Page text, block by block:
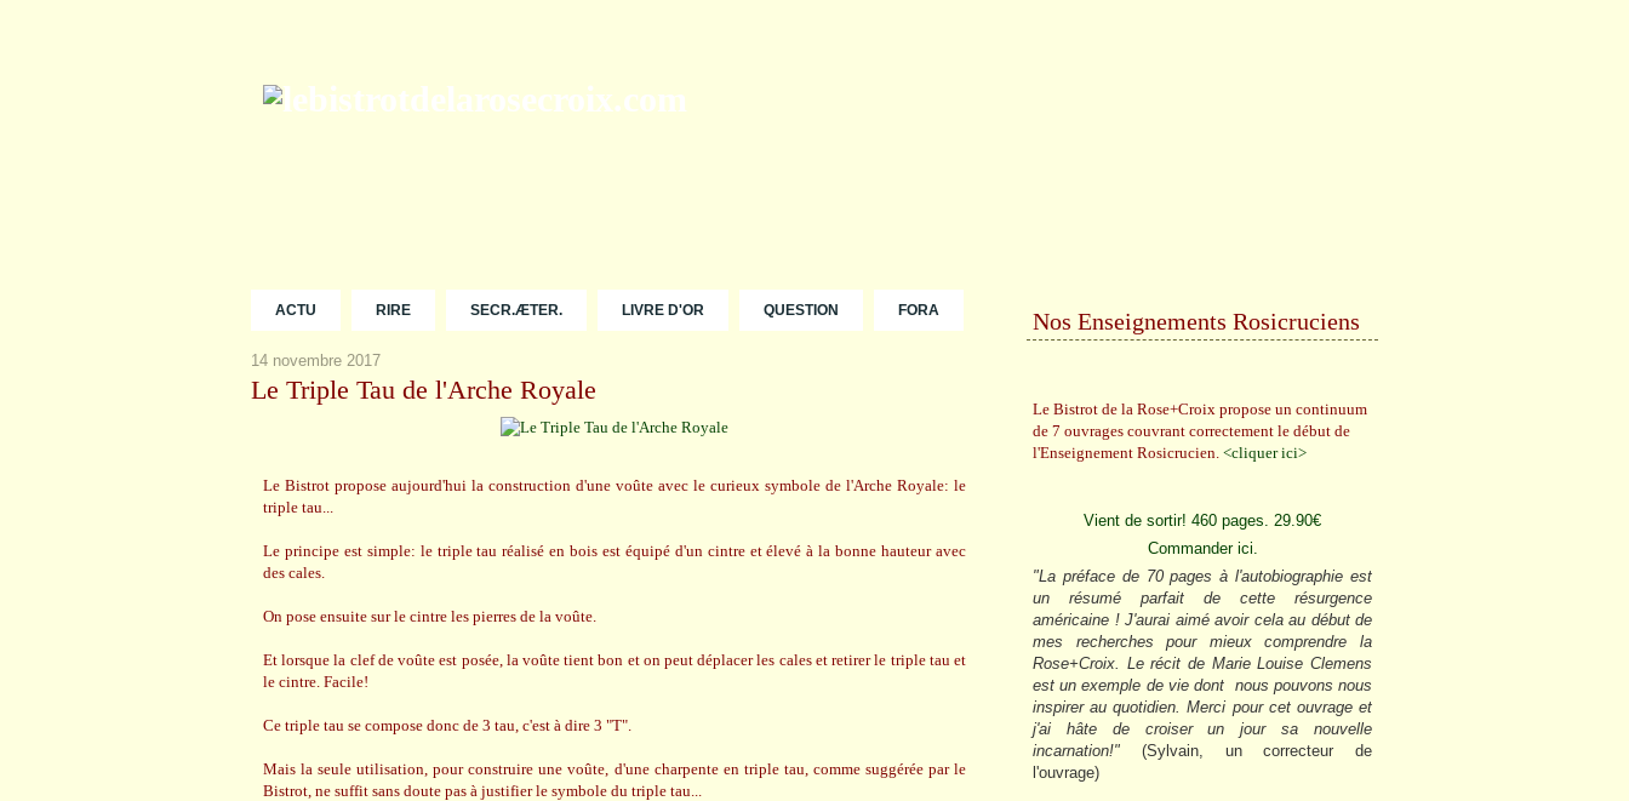
ACTU RIRE SECR.ÆTER. LIVRE D'OR QUESTION FORA
14 novembre 2017
Le Triple Tau de l'Arche Royale
Le Bistrot propose aujourd'hui la construction d'une voûte avec le curieux symbole de l'Arche Royale: le
triple tau...
Le principe est simple: le triple tau réalisé en bois est équipé d'un cintre et élevé à la bonne hauteur avec
des cales.
On pose ensuite sur le cintre les pierres de la voûte.
Et lorsque la clef de voûte est posée, la voûte tient bon et on peut déplacer les cales et retirer le triple tau et
le cintre. Facile!
Ce triple tau se compose donc de 3 tau, c'est à dire 3 "T".
Mais la seule utilisation, pour construire une voûte, d'une charpente en triple tau, comme suggérée par le
Bistrot, ne suffit sans doute pas à justifier le symbole du triple tau...
Nos Enseignements Rosicruciens
Le Bistrot de la Rose+Croix propose un continuum
de 7 ouvrages couvrant correctement le début de
l'Enseignement Rosicrucien. <cliquer ici>
Vient de sortir! 460 pages. 29.90€
Commander ici.
"La préface de 70 pages à l'autobiographie est
un résumé parfait de cette résurgence
américaine ! J'aurai aimé avoir cela au début de
mes recherches pour mieux comprendre la
Rose+Croix. Le récit de Marie Louise Clemens
est un exemple de vie dont nous pouvons nous
inspirer au quotidien. Merci pour cet ouvrage et
j'ai hâte de croiser un jour sa nouvelle
incarnation!" (Sylvain, un correcteur de
l'ouvrage)